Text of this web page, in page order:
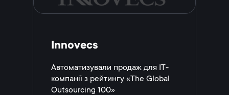
Innovecs
Автоматизували продаж для IT-
компанії з рейтингу «The Global
Outsourcing 100»